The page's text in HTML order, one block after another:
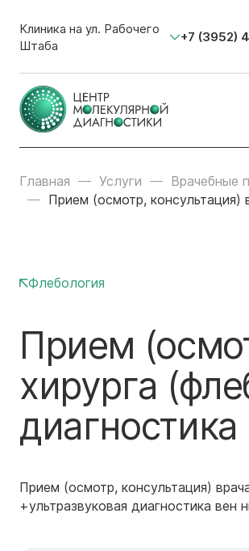
Клиника на ул. Рабочего
Штаба
+7 (3952)
Главная Услуги Врачебные
Прием (осмотр, консультация)
Флебология
Прием
хирурга
Прием (осмотр, консультация)
+ультразвуковая диагностика вен